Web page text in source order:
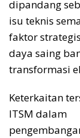
dipandang
isu teknis
faktor
daya saing
transformasi
Keterkaitan
ITSM dalam